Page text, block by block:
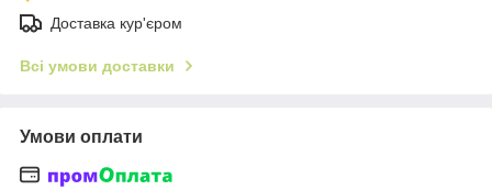
Доставка кур'єром
Всі умови доставки
Умови оплати